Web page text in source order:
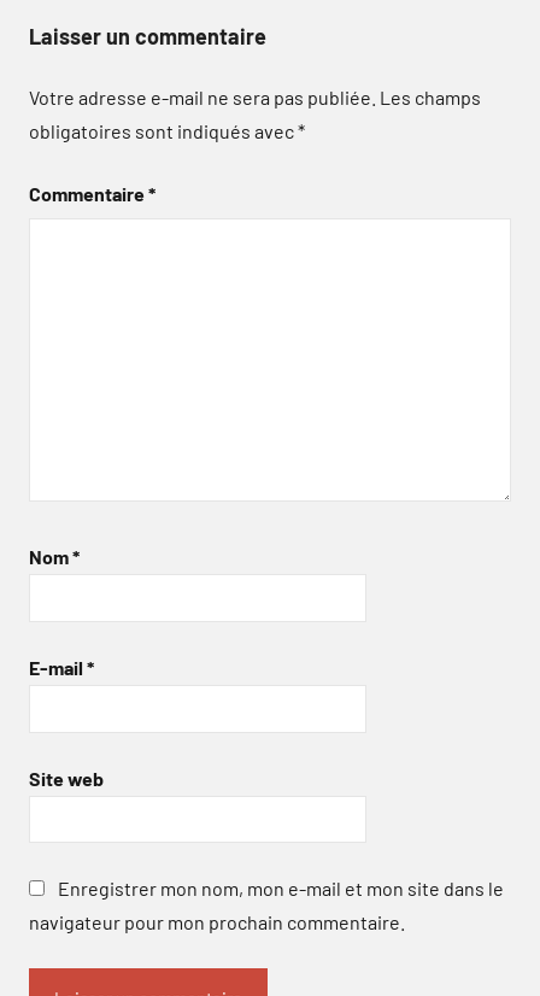
Laisser un commentaire
Votre adresse e-mail ne sera pas publiée. Les champs
obligatoires sont indiqués avec*
Commentaire*
Nom*
E-mail *
Site web
Enregistrer mon nom, mon e-mail et mon site dans le
navigateur pour mon prochain commentaire.